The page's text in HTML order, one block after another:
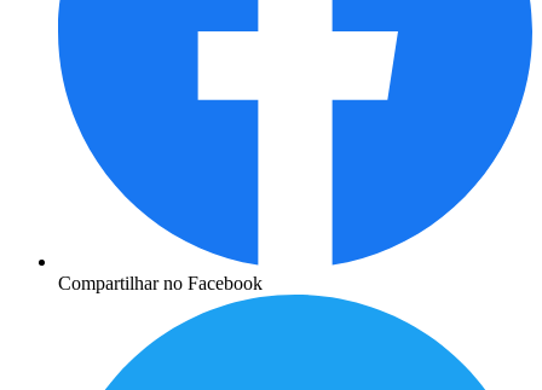
Compartilhar no Facebook